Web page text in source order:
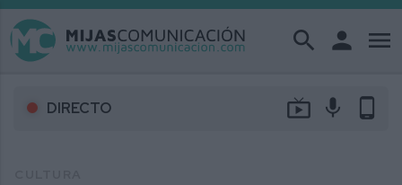
search person menu
DIRECTO live_tv mic phone_android